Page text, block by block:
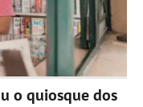
o quiosque dos